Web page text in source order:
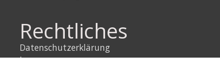
Rechtliches
Datenschutzerklärung
Impressum